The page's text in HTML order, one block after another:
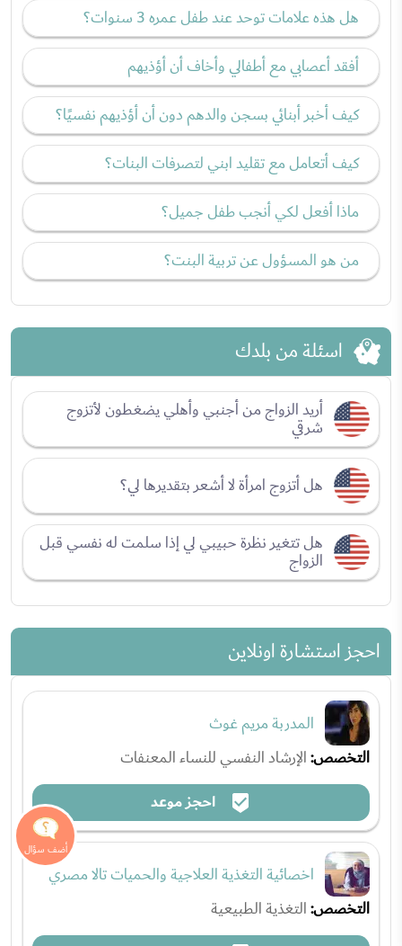
هل هذه علامات توحد عند طفل عمره 3 سنوات؟
أفقد أعصابي مع أطفالي وأخاف أن أؤذيهم
كيف أخبر أبنائي بسجن والدهم دون أن أؤذيهم نفسيًا؟
كيف أتعامل مع تقليد ابني لتصرفات البنات؟
ماذا أفعل لكي أنجب طفل جميل؟
من هو المسؤول عن تربية البنت؟
اسئلة من بلدك
أريد الزواج من أجنبي وأهلي يضغطون لأتزوج
شرقي
هل أتزوج امرأة لا أشعر بتقديرها لي؟
هل تتغير نظرة حبيبي لي إذا سلمت له نفسي قبل
الزواج
احجز استشارة اونلاين
المدربة مريم غوث
التخصص:الإرشاد النفسي للنساء المعنفات
احجز موعد
اخصائية التغذية العلاجية والحميات تالا مصري
التخصص:التغذية الطبيعية